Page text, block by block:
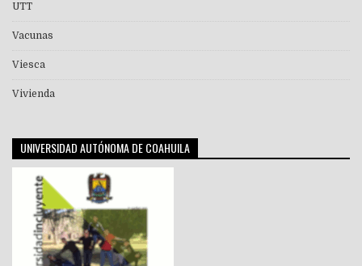
UTT
Vacunas
Viesca
Vivienda
UNIVERSIDAD AUTÓNOMA DE COAHUILA